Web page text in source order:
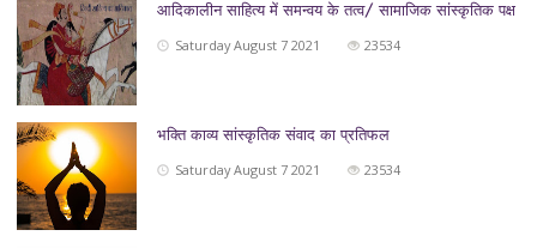
आदिकालीन साहित्य में समन्वय के तत्व/ सामाजिक सांस्कृतिक पक्ष
Saturday August 7 2021
23534
भक्ति काव्य सांस्‍कृतिक संवाद का प्रतिफल
Saturday August 7 2021
23534